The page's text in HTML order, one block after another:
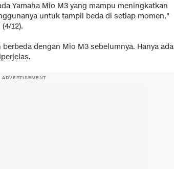
Yamaha Mio M3 yang mampu meningkatkan
untuk tampil beda di setiap momen,"
12).
dengan Mio M3 sebelumnya. Hanya ada
ADVERTISEMENT